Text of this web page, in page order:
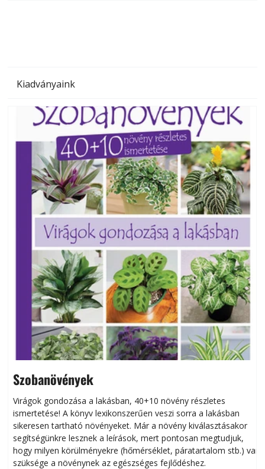
Kiadványaink
Szobanövények
Virágok gondozása a lakásban, 40+10 növény részletes
ismertetése! A könyv lexikonszerűen veszi sorra a lakásban
sikeresen tart­ha­tó növényeket. Már a növény kiválasztásakor
segítségünkre lesznek a leírások, mert pontosan megtudjuk,
hogy milyen körülményekre (hőmérséklet, páratartalom stb.) van
szüksége a növénynek az egészséges fejlődéshez.